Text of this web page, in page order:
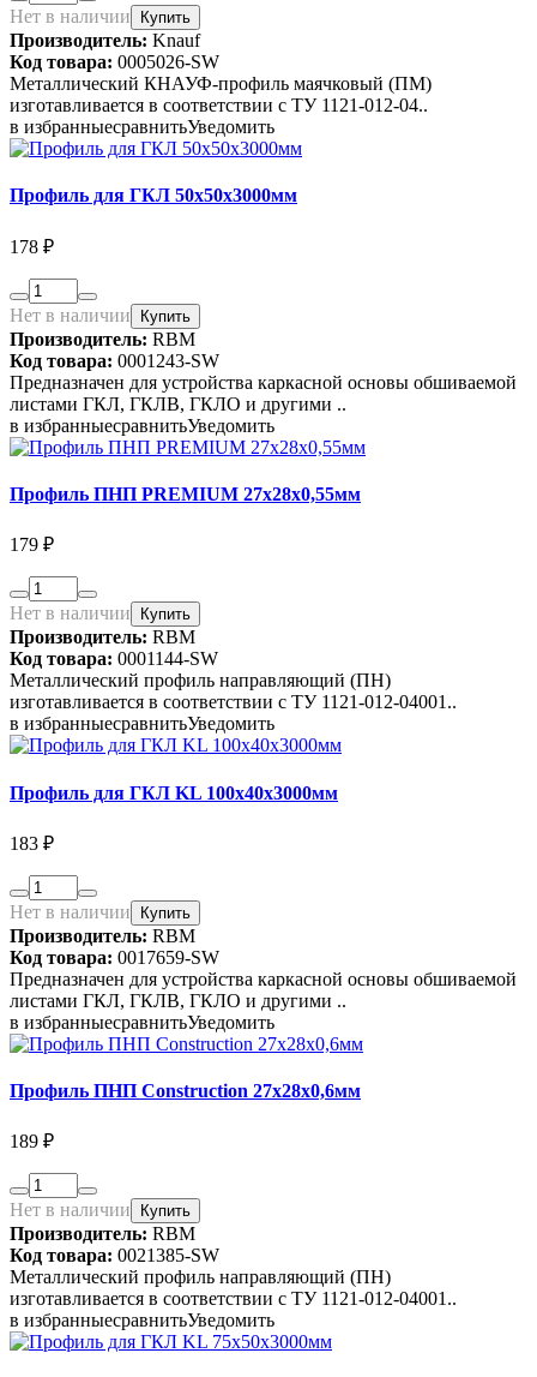
Нет в наличии Купить
Производитель: Knauf
Код товара: 0005026-SW
Металлический КНАУФ-профиль маячковый (ПМ)
изготавливается в соответствии с ТУ 1121-012-04..
в избранныесравнитьУведомить
Профиль для ГКЛ 50х50х3000мм
178 ₽
Нет в наличии Купить
Производитель: RBM
Код товара: 0001243-SW
Предназначен для устройства каркасной основы обшиваемой
листами ГКЛ, ГКЛВ, ГКЛО и другими ..
в избранныесравнитьУведомить
Профиль ПНП PREMIUM 27х28х0,55мм
179 ₽
Нет в наличии Купить
Производитель: RBM
Код товара: 0001144-SW
Металлический профиль направляющий (ПН)
изготавливается в соответствии с ТУ 1121-012-04001..
в избранныесравнитьУведомить
Профиль для ГКЛ KL 100х40х3000мм
183 ₽
Нет в наличии Купить
Производитель: RBM
Код товара: 0017659-SW
Предназначен для устройства каркасной основы обшиваемой
листами ГКЛ, ГКЛВ, ГКЛО и другими ..
в избранныесравнитьУведомить
Профиль ПНП Сonstruction 27х28х0,6мм
189 ₽
Нет в наличии Купить
Производитель: RBM
Код товара: 0021385-SW
Металлический профиль направляющий (ПН)
изготавливается в соответствии с ТУ 1121-012-04001..
в избранныесравнитьУведомить